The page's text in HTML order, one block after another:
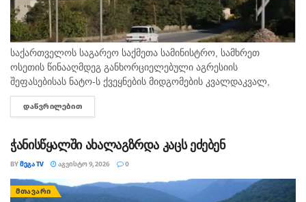
საქართველოს საგარეო საქმეთა სამინისტრო, სამხრეთ
ოსეთის წინააღმდეგ განხორციელებული აგრესიის
შეფასებისას ნატო-ს ქვეყნების მიდგომების კვალდაკვალ,
საკუთარი ხალხის და საერთაშორისო საზოგადოების
შეცდომაში შეყვანას აგრძელებს, - ამის შესახებ აღნიშნულია
ᲓᲐᲬᲕᲠᲘᲚᲔᲑᲘᲗ
ჭანისწყალში ახალაგზრდა კაცს ეძებენ
BYᲛᲔᲒᲐ TV ᲐᲒᲕᲘᲡᲢᲝ 9, 2026 0
ᲛᲗᲐᲕᲐᲠᲘ